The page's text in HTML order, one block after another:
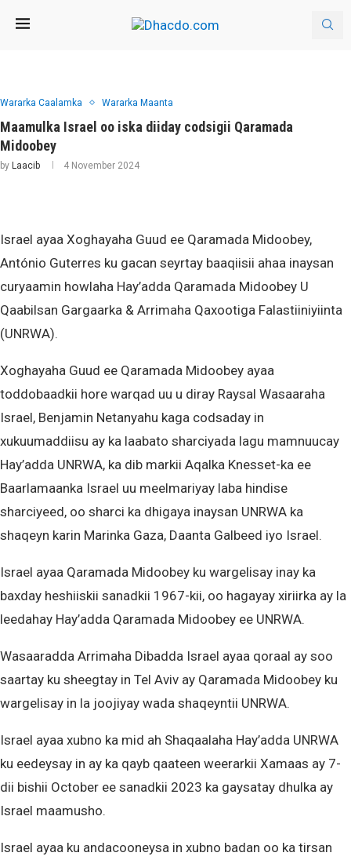
Wararka Caalamka Wararka Maanta
Maamulka Israel oo iska diiday codsigii Qaramada
Midoobey
by Laacib 4 November 2024
Israel ayaa Xoghayaha Guud ee Qaramada Midoobey,
António Guterres ku gacan seyrtay baaqiisii ahaa inaysan
curyaamin howlaha Hay’adda Qaramada Midoobey U
Qaabilsan Gargaarka & Arrimaha Qaxootiga Falastiiniyiinta
(UNRWA).
Xoghayaha Guud ee Qaramada Midoobey ayaa
toddobaadkii hore warqad uu u diray Raysal Wasaaraha
Israel, Benjamin Netanyahu kaga codsaday in
xukuumaddiisu ay ka laabato sharciyada lagu mamnuucay
Hay’adda UNRWA, ka dib markii Aqalka Knesset-ka ee
Baarlamaanka Israel uu meelmariyay laba hindise
sharciyeed, oo sharci ka dhigaya inaysan UNRWA ka
shaqeyn karin Marinka Gaza, Daanta Galbeed iyo Israel.
Israel ayaa Qaramada Midoobey ku wargelisay inay ka
baxday heshiiskii sanadkii 1967-kii, oo hagayay xiriirka ay la
leedahay Hay’adda Qaramada Midoobey ee UNRWA.
Wasaaradda Arrimaha Dibadda Israel ayaa qoraal ay soo
saartay ku sheegtay in Tel Aviv ay Qaramada Midoobey ku
wargelisay in la joojiyay wada shaqeyntii UNRWA.
Israel ayaa xubno ka mid ah Shaqaalaha Hay’adda UNRWA
ku eedeysay in ay ka qayb qaateen weerarkii Xamaas ay 7-
dii bishii October ee sanadkii 2023 ka gaysatay dhulka ay
Israel maamusho.
Israel ayaa ku andacooneysa in xubno badan oo ka tirsan